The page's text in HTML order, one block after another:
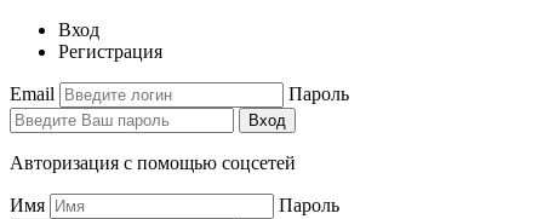
Вход
Регистрация
Email Пароль
Вход
Авторизация с помощью соцсетей
Имя
Пароль